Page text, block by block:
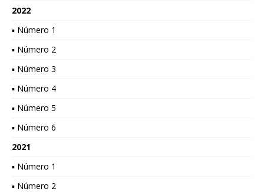
2022
▪ Número 1
▪ Número 2
▪ Número 3
▪ Número 4
▪ Número 5
▪ Número 6
2021
▪ Número 1
▪ Número 2